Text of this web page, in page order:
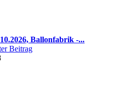
Ballonfabrik -...